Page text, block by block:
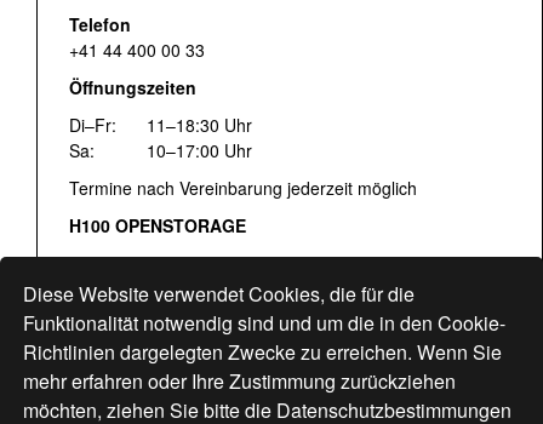
Diese Website verwendet Cookies, die für die
Funktionalität notwendig sind und um die in den Cookie-
Richtlinien dargelegten Zwecke zu erreichen. Wenn Sie
mehr erfahren oder Ihre Zustimmung zurückziehen
möchten, ziehen Sie bitte die Datenschutzbestimmungen
Telefon
+41 44 400 00 33
Öffnungszeiten
Di–Fr:
11–18:30 Uhr
Sa:
10–17:00 Uhr
Termine nach Vereinbarung jederzeit möglich
H100 OPENSTORAGE
Fr:
16:00–18:30 Uhr
Sa: 12:00–17:00 Uhr
Hohlstrasse 122
www.bogen33.ch